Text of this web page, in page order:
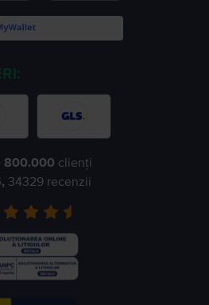
800.000 clienți
34329 recenzii